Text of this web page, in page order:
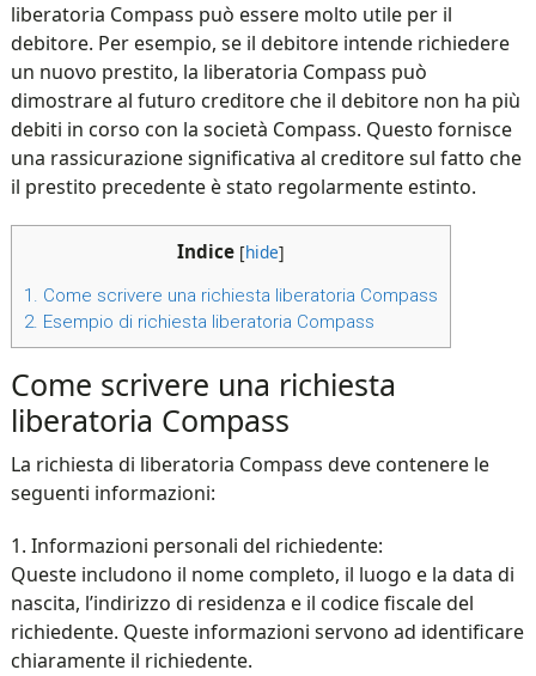
liberatoria Compass può essere molto utile per il
debitore. Per esempio, se il debitore intende richiedere
un nuovo prestito, la liberatoria Compass può
dimostrare al futuro creditore che il debitore non ha più
debiti in corso con la società Compass. Questo fornisce
una rassicurazione significativa al creditore sul fatto che
il prestito precedente è stato regolarmente estinto.
Indice [hide]
1. Come scrivere una richiesta liberatoria Compass
2. Esempio di richiesta liberatoria Compass
Come scrivere una richiesta
liberatoria Compass
La richiesta di liberatoria Compass deve contenere le
seguenti informazioni:
1. Informazioni personali del richiedente:
Queste includono il nome completo, il luogo e la data di
nascita, l’indirizzo di residenza e il codice fiscale del
richiedente. Queste informazioni servono ad identificare
chiaramente il richiedente.